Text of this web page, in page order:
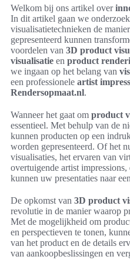
Welkom bij ons artikel over
In dit artikel gaan we
visualisatietechnieken de
gepresenteerd kunnen
voordelen van 3D product
visualisatie en product
we ingaan op het belang van
een professionele artist
Rendersopmaat.nl.
Wanneer het gaat om product
essentieel. Met behulp van de
kunnen producten op een
worden gepresenteerd. Of het
visualisaties, het ervaren van
overtuigende artist
kunnen uw presentaties naar
De opkomst van 3D product
revolutie in de manier waarop
Met de mogelijkheid om
en perspectieven te tonen,
van het product en de details
van aankoopbeslissingen en